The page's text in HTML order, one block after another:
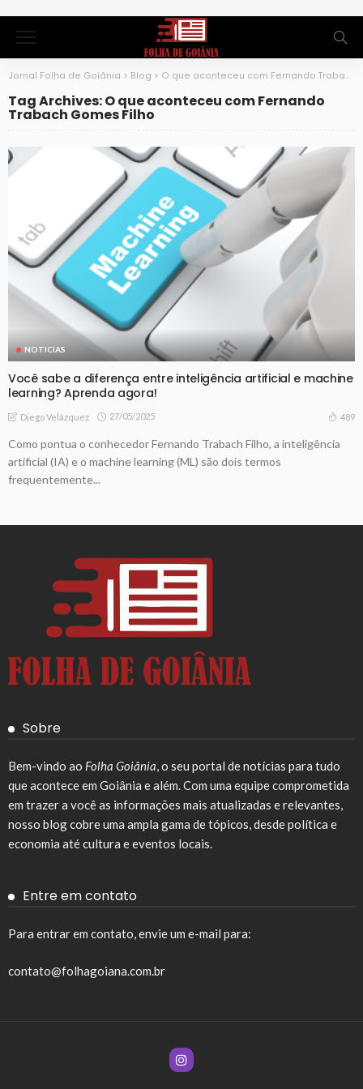
Jornal Folha de Goiânia > Blog > O que aconteceu com Fernando Trabach Gomes Filho
Tag Archives: O que aconteceu com Fernando
Trabach Gomes Filho
NOTICIAS
Você sabe a diferença entre inteligência artificial e machine
learning? Aprenda agora!
Diego Velázquez 27/05/2025 489
Como pontua o conhecedor Fernando Trabach Filho, a inteligência
artificial (IA) e o machine learning (ML) são dois termos
frequentemente...
Sobre
Bem-vindo ao Folha Goiânia, o seu portal de notícias para tudo
que acontece em Goiânia e além. Com uma equipe comprometida
em trazer a você as informações mais atualizadas e relevantes,
nosso blog cobre uma ampla gama de tópicos, desde política e
economia até cultura e eventos locais.
Entre em contato
Para entrar em contato, envie um e-mail para:
contato@folhagoiana.com.br